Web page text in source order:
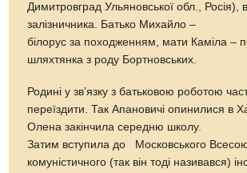
Димитровград Ульяновської обл., Росія),
залізничника. Батько Михайло –
білорус за походженням, мати Каміла –
шляхтянка з роду Бортновських.
Родині у зв’язку з батьковою роботою
переїздити. Так Апановичі опинилися в
Олена закінчила середню школу.
Затим вступила до Московського
комуністичного (так він тоді називався)